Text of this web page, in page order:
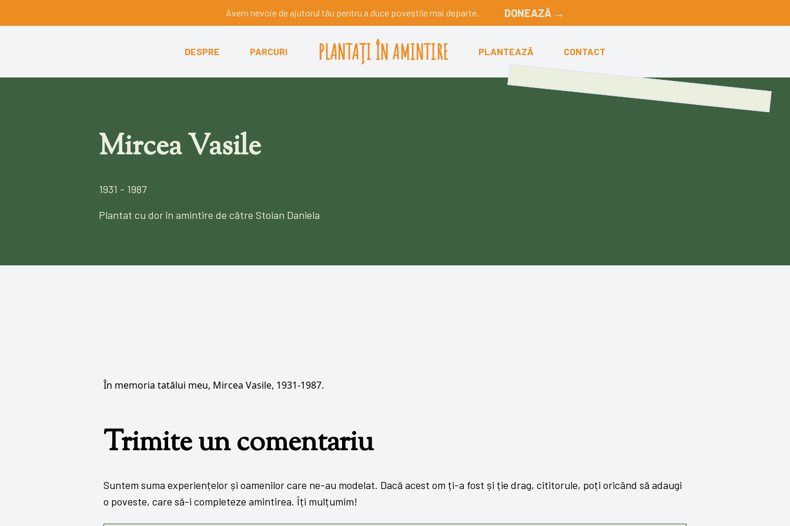
Avem nevoie de ajutorul tău pentru a duce poveștile mai departe. DONEAZĂ →
DESPRE PARCURI PLANTAȚI ÎN AMINTIRE PLANTEAZĂ CONTACT
Mircea Vasile
1931 - 1987
Plantat cu dor în amintire de către Stoian Daniela
În memoria tatălui meu, Mircea Vasile, 1931-1987.
Trimite un comentariu
Suntem suma experiențelor și oamenilor care ne-au modelat. Dacă acest om ți-a fost și ție drag, cititorule, poți oricând să adaugi
o poveste, care să-i completeze amintirea. Îți mulțumim!